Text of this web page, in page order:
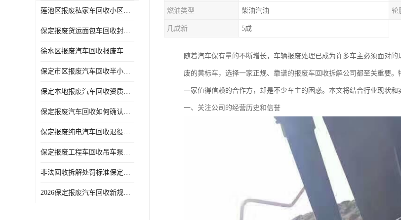
莲池区报废私家车回收小区上门拖车便捷
保定报废货运面包车回收封闭货车报废销户
徐水区报废汽车回收报废车辆补贴申请流程
保定市区报废汽车回收半小时上门现场估价
保定本地报废汽车回收资质齐全无隐形收费
保定报废汽车回收如何确认车辆完成销户
保定报废纯电汽车回收退役电池统一处置
保定报废工程车回收吊车泵车挖掘机回收拆解
非法回收拆解处罚标准保定报废车合规提示
2026保定报废汽车回收新规解读车主必看
燃油类型 柴油汽油 轮
几成新 5成
随着汽车保有量的不断增长，车辆报废处理已成为许多车主必须面对
废的黄标车，选择一家正规、靠谱的报废车回收拆解公司都至关重要
一家值得信赖的合作方，却是不少车主的困惑。本文将结合行业现状
一、关注公司的经营历史和信誉